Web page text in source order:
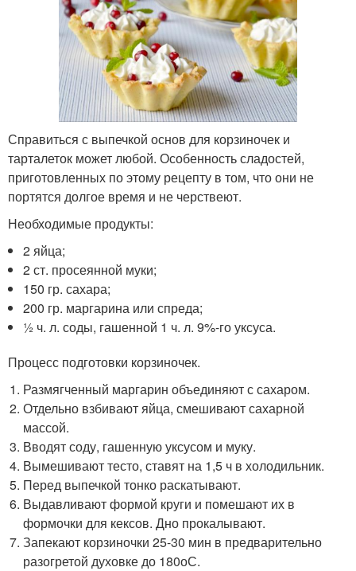
Справиться с выпечкой основ для корзиночек и
тарталеток может любой. Особенность сладостей,
приготовленных по этому рецепту в том, что они не
портятся долгое время и не черствеют.
Необходимые продукты:
2 яйца;
2 ст. просеянной муки;
150 гр. сахара;
200 гр. маргарина или спреда;
1⁄2 ч. л. соды, гашенной 1 ч. л. 9%-го уксуса.
Процесс подготовки корзиночек.
Размягченный маргарин объединяют с сахаром.
Отдельно взбивают яйца, смешивают сахарной
массой.
Вводят соду, гашенную уксусом и муку.
Вымешивают тесто, ставят на 1,5 ч в холодильник.
Перед выпечкой тонко раскатывают.
Выдавливают формой круги и помешают их в
формочки для кексов. Дно прокалывают.
Запекают корзиночки 25-30 мин в предварительно
разогретой духовке до 180оС.